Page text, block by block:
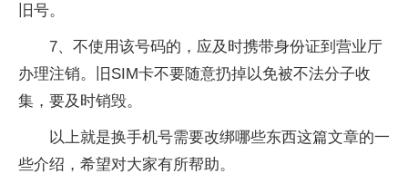
旧号。
7、不使用该号码的，应及时携带身份证到营业厅
办理注销。旧SIM卡不要随意扔掉以免被不法分子收
集，要及时销毁。
以上就是换手机号需要改绑哪些东西这篇文章的一
些介绍，希望对大家有所帮助。